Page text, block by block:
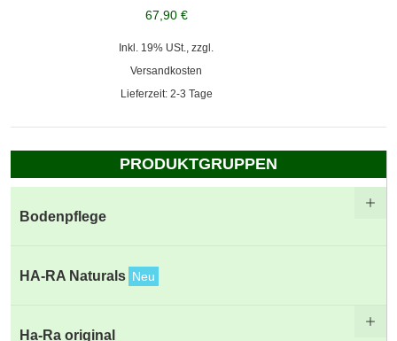
67,90 €
Inkl. 19% USt., zzgl.
Versandkosten
Lieferzeit: 2-3 Tage
PRODUKTGRUPPEN
Bodenpflege
HA-RA Naturals Neu
Ha-Ra original